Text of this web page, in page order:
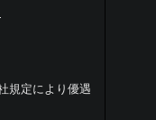
規定により優遇